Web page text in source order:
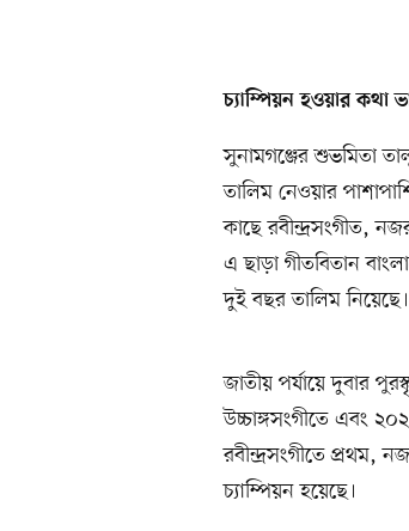
চ্যাম্পিয়ন হওয়ার কথা
সুনামগঞ্জের শুভমিতা
তালিম নেওয়ার
কাছে রবীন্দ্রসংগীত,
এ ছাড়া গীতবিতান
দুই বছর তালিম নিয়েছে।
জাতীয় পর্যায়ে দুবার
উচ্চাঙ্গসংগীতে এবং
রবীন্দ্রসংগীতে প্রথম,
চ্যাম্পিয়ন হয়েছে।